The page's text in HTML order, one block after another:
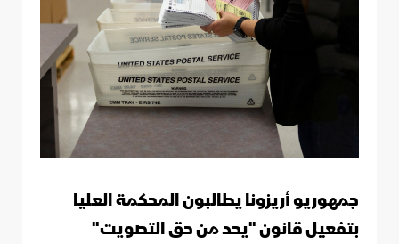
جمهوريو أريزونا يطالبون المحكمة العليا
بتفعيل قانون "يحد من حق التصويت"